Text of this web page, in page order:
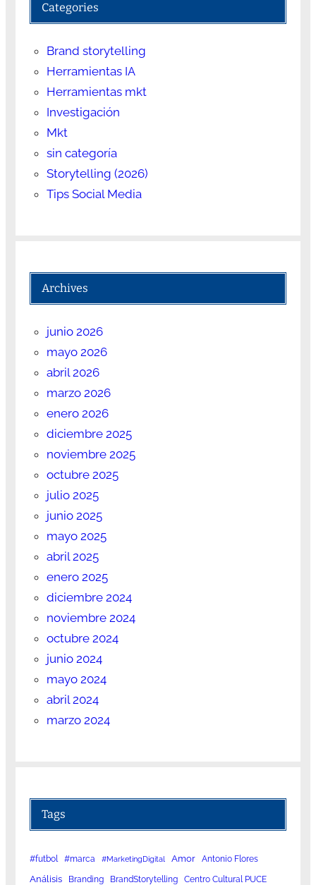
Categories
Brand storytelling
Herramientas IA
Herramientas mkt
Investigación
Mkt
sin categoría
Storytelling (2026)
Tips Social Media
Archives
junio 2026
mayo 2026
abril 2026
marzo 2026
enero 2026
diciembre 2025
noviembre 2025
octubre 2025
julio 2025
junio 2025
mayo 2025
abril 2025
enero 2025
diciembre 2024
noviembre 2024
octubre 2024
junio 2024
mayo 2024
abril 2024
marzo 2024
Tags
#futbol #marca #MarketingDigital Amor Antonio Flores
Análisis Branding BrandStorytelling Centro Cultural PUCE